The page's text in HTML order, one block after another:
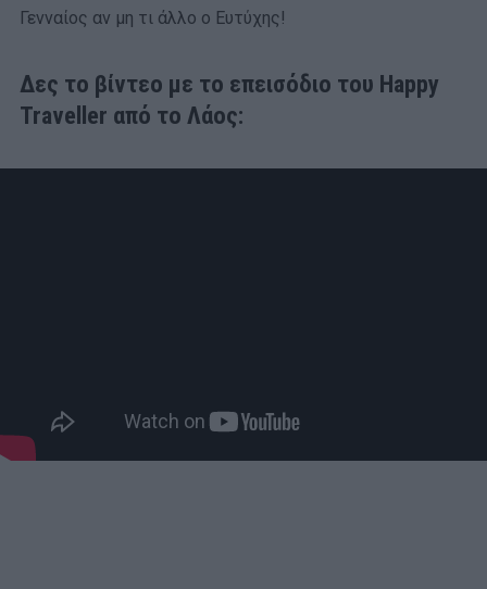
Γενναίος αν μη τι άλλο ο Ευτύχης!
Δες το βίντεο με το επεισόδιο του Happy
Traveller από το Λάος: